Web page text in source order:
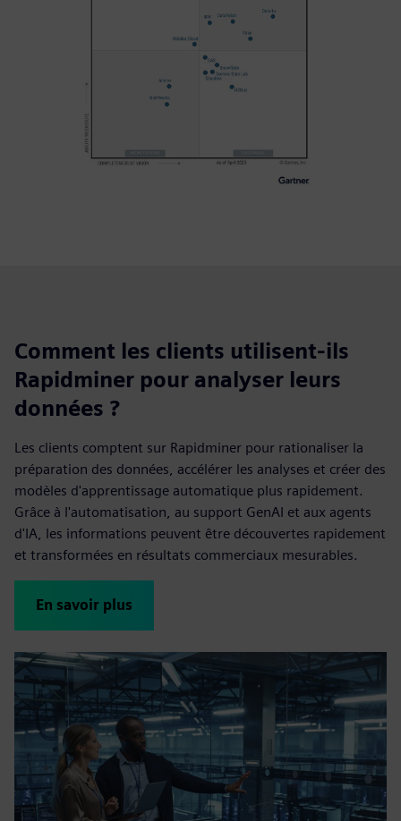
Comment les clients utilisent-ils
Rapidminer pour analyser leurs
données ?
Les clients comptent sur Rapidminer pour rationaliser la
préparation des données, accélérer les analyses et créer des
modèles d'apprentissage automatique plus rapidement.
Grâce à l'automatisation, au support GenAI et aux agents
d'IA, les informations peuvent être découvertes rapidement
et transformées en résultats commerciaux mesurables.
En savoir plus